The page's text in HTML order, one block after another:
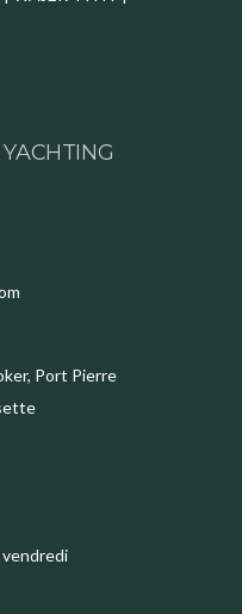
Port Pierre
vendredi